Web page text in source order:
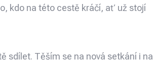
kdo na této cestě kráčí, ať už stojí
sdílet. Těším se na nová setkání i na